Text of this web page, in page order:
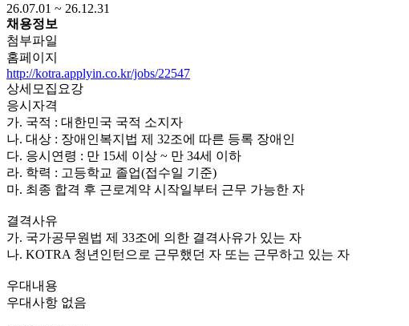
26.07.01 ~ 26.12.31
채용정보
첨부파일
홈페이지
http://kotra.applyin.co.kr/jobs/22547
상세모집요강
응시자격
가. 국적 : 대한민국 국적 소지자
나. 대상 : 장애인복지법 제 32조에 따른 등록 장애인
다. 응시연령 : 만 15세 이상 ~ 만 34세 이하
라. 학력 : 고등학교 졸업(접수일 기준)
마. 최종 합격 후 근로계약 시작일부터 근무 가능한 자
결격사유
가. 국가공무원법 제 33조에 의한 결격사유가 있는 자
나. KOTRA 청년인턴으로 근무했던 자 또는 근무하고 있는 자
우대내용
우대사항 없음